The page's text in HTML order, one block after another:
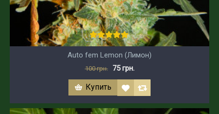
Auto fem Lemon (Лимон)
100 грн. 75 грн.
Купить